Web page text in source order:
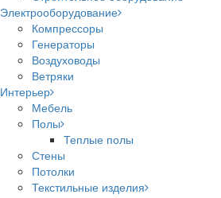
Электрооборудование
Компрессоры
Генераторы
Воздуховоды
Ветряки
Интерьер
Мебель
Полы
Теплые полы
Стены
Потолки
Текстильные изделия